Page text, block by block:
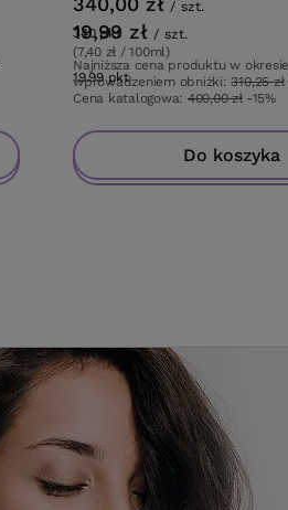
/ szt.
340pktpunktów
Najniższa cena produktu w
wprowadzeniem obniżki:310,25 zł
Cena katalogowa: 400,00 zł -15%
Do koszyka
19,99 zł / szt.
(7,40 zł / 100ml)
19.99pktpunktów
Do koszyka